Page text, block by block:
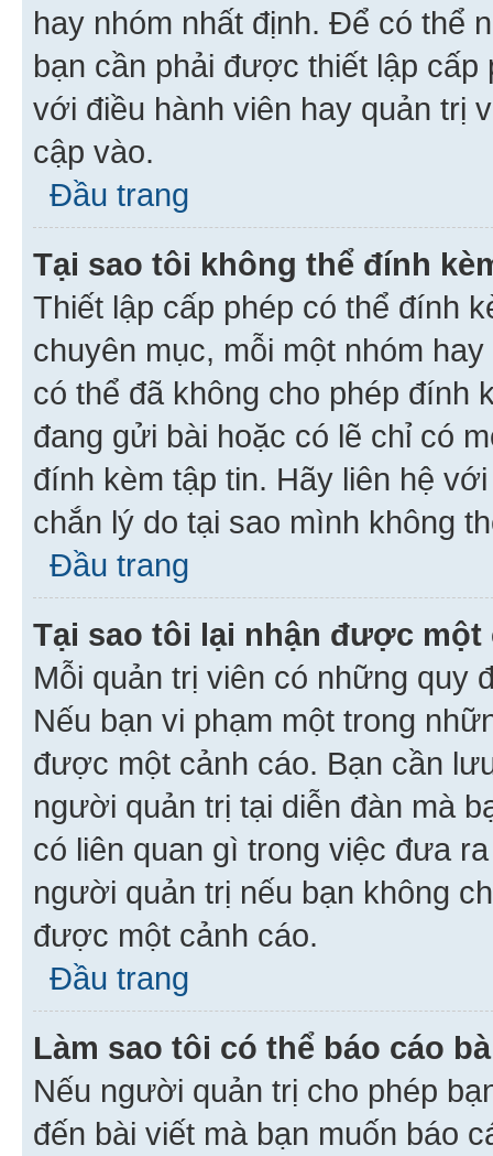
hay nhóm nhất định. Để có thể
bạn cần phải được thiết lập
với điều hành viên hay quản trị
cập vào.
Đầu trang
Tại sao tôi không thể đính
Thiết lập cấp phép có thể đính
chuyên mục, mỗi một nhóm
có thể đã không cho phép đính
đang gửi bài hoặc có lẽ chỉ có
đính kèm tập tin. Hãy liên hệ
chắn lý do tại sao mình không
Đầu trang
Tại sao tôi lại nhận được một
Mỗi quản trị viên có những quy
Nếu bạn vi phạm một trong
được một cảnh cáo. Bạn cần
người quản trị tại diễn đàn mà
có liên quan gì trong việc đưa
người quản trị nếu bạn không
được một cảnh cáo.
Đầu trang
Làm sao tôi có thể báo cáo
Nếu người quản trị cho phép
đến bài viết mà bạn muốn báo